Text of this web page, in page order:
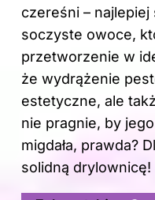
czereśni – najlepiej
soczyste owoce,
przetworzenie w
że wydrążenie
estetyczne, ale
nie pragnie, by
migdała, prawda?
solidną drylownicę!